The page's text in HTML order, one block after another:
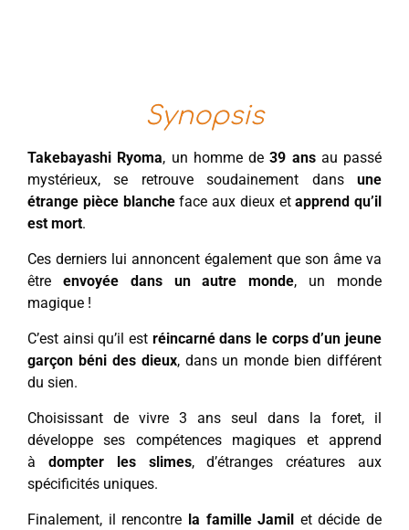
Synopsis
Takebayashi Ryoma, un homme de39 ansau passé
mystérieux, se retrouve soudainement dans une
étrange pièce blancheface aux dieux etapprend qu’il
est mort.
Ces derniers lui annoncent également que son âme va
être envoyée dans un autre monde, un monde
magique !
C’est ainsi qu’il est réincarné dans le corps d’un jeune
garçon béni des dieux, dans un monde bien différent
du sien.
Choisissant de vivre 3 ans seul dans la foret, il
développe ses compétences magiques et apprend
à dompter les slimes, d’étranges créatures aux
spécificités uniques.
Finalement, il rencontre la famille Jamil et décide de